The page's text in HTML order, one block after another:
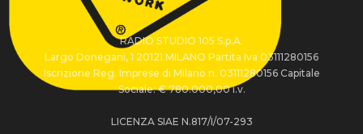
RADIO STUDIO 105 S.p.A.
Largo Donegani, 1 20121 MILANO Partita Iva 03111280156
Iscrizione Reg. Imprese di Milano n. 03111280156 Capitale
Sociale: € 780.000,00 i.v.
LICENZA SIAE N.817/I/07-293